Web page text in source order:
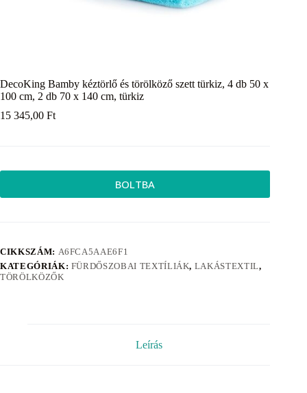
DecoKing Bamby kéztörlő és törölköző szett türkiz, 4 db 50 x
100 cm, 2 db 70 x 140 cm, türkiz
15 345,00 Ft
BOLTBA
CIKKSZÁM: A6FCA5AAE6F1
KATEGÓRIÁK: FÜRDŐSZOBAI TEXTÍLIÁK, LAKÁSTEXTIL,
TÖRÖLKÖZŐK
Leírás